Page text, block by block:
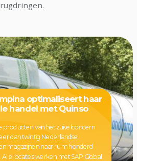
optimaliseert haar
handel met Quinso
producten van het zuivelconcern
dan twintig Nederlandse
magazijnen naar ruim honderd
Alle locaties werken met SAP Global